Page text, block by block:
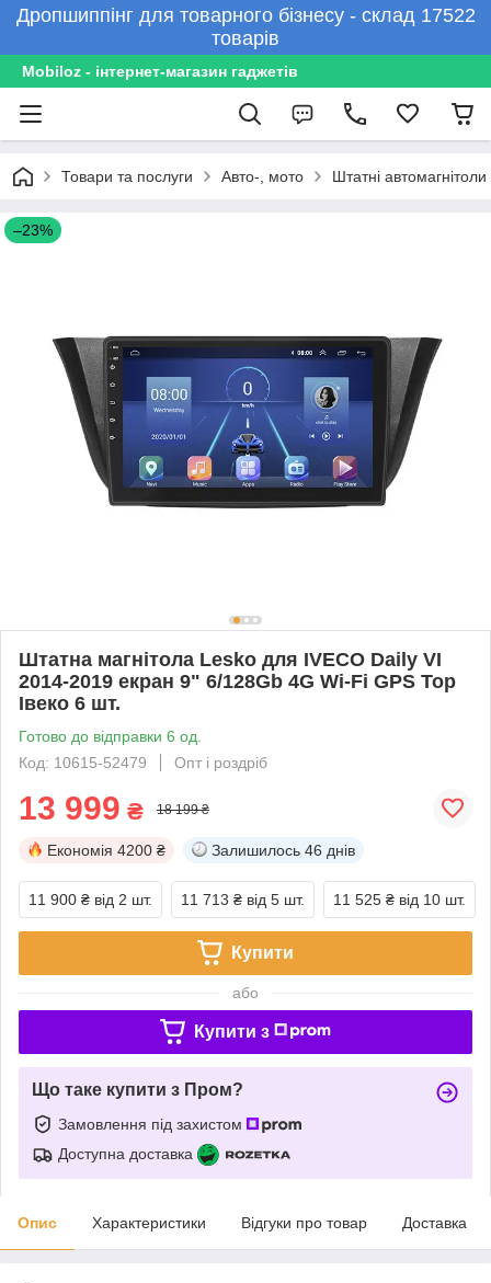
Дропшиппінг для товарного бізнесу - склад 17522
товарів
Mobiloz - інтернет-магазин гаджетів
Товари та послуги Авто-, мото Штатні автомагнітоли
–23%
Штатна магнітола Lesko для IVECO Daily VI
2014-2019 екран 9" 6/128Gb 4G Wi-Fi GPS Top
Івеко 6 шт.
Готово до відправки 6 од.
Код: 10615-52479
Опт і роздріб
13 999 ₴ 18 199 ₴
Економія 4200 ₴ Залишилось 46 днів
11 900 ₴ від 2 шт. 11 713 ₴ від 5 шт. 11 525 ₴ від 10 шт.
Купити
або
Купити з
Що таке купити з Пром?
Замовлення під захистом
Доступна доставка
Опис Характеристики Відгуки про товар Доставка